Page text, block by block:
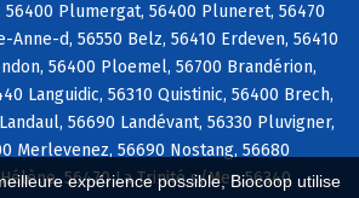
expérience possible, Biocoop utilise
Plumergat, 56400 Pluneret, 56470
d, 56550 Belz, 56410 Erdeven, 56410
56400 Ploemel, 56700 Brandérion,
Languidic, 56310 Quistinic, 56400 Brech,
56690 Landévant, 56330 Pluvigner,
Merlevenez, 56690 Nostang, 56680
56470 La Trinité s/Mer, 56340